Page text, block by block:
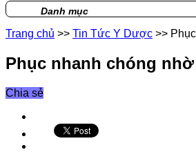
Danh mục
Trang chủ >> Tin Tức Y Dược >>
Phục nhanh chóng
Chia sẻ